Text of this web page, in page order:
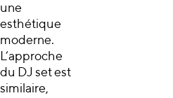
une
esthétique
moderne.
L’approche
du DJ set est
similaire,